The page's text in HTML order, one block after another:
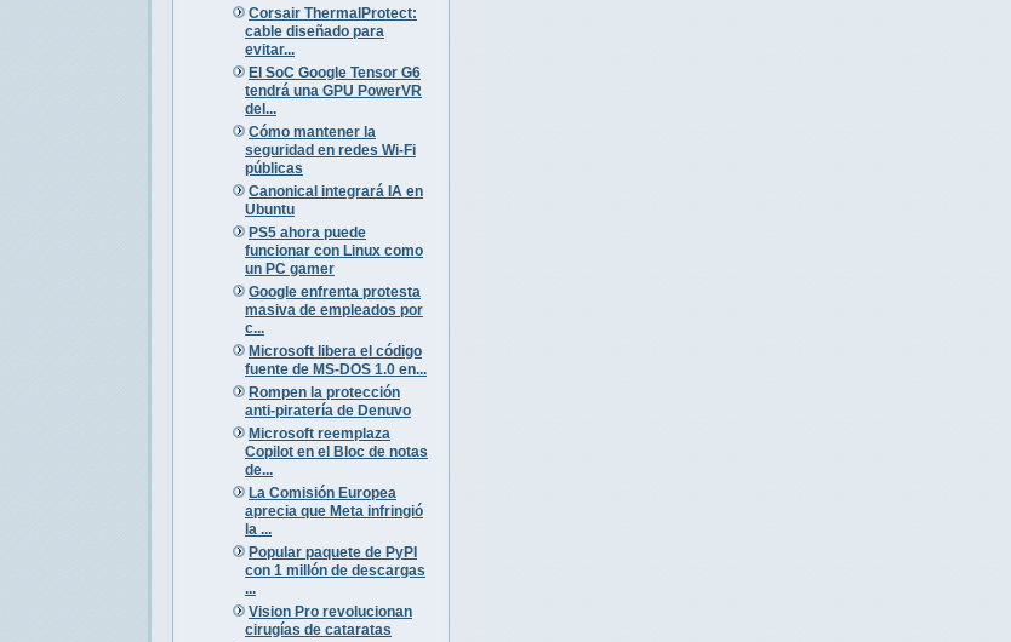
Corsair ThermalProtect:
cable diseñado para
evitar...
El SoC Google Tensor G6
tendrá una GPU PowerVR
del...
Cómo mantener la
seguridad en redes Wi-Fi
públicas
Canonical integrará IA en
Ubuntu
PS5 ahora puede
funcionar con Linux como
un PC gamer
Google enfrenta protesta
masiva de empleados por
c...
Microsoft libera el código
fuente de MS-DOS 1.0 en...
Rompen la protección
anti-piratería de Denuvo
Microsoft reemplaza
Copilot en el Bloc de notas
de...
La Comisión Europea
aprecia que Meta infringió
la ...
Popular paquete de PyPI
con 1 millón de descargas
...
Vision Pro revolucionan
cirugías de cataratas